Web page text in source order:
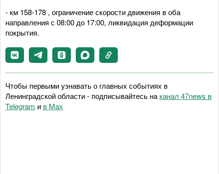
- км 158-178 , ограничение скорости движения в оба
направления с 08:00 до 17:00, ликвидация деформации
покрытия.
Чтобы первыми узнавать о главных событиях в
Ленинградской области - подписывайтесь на канал 47news в
Telegram и в Maх